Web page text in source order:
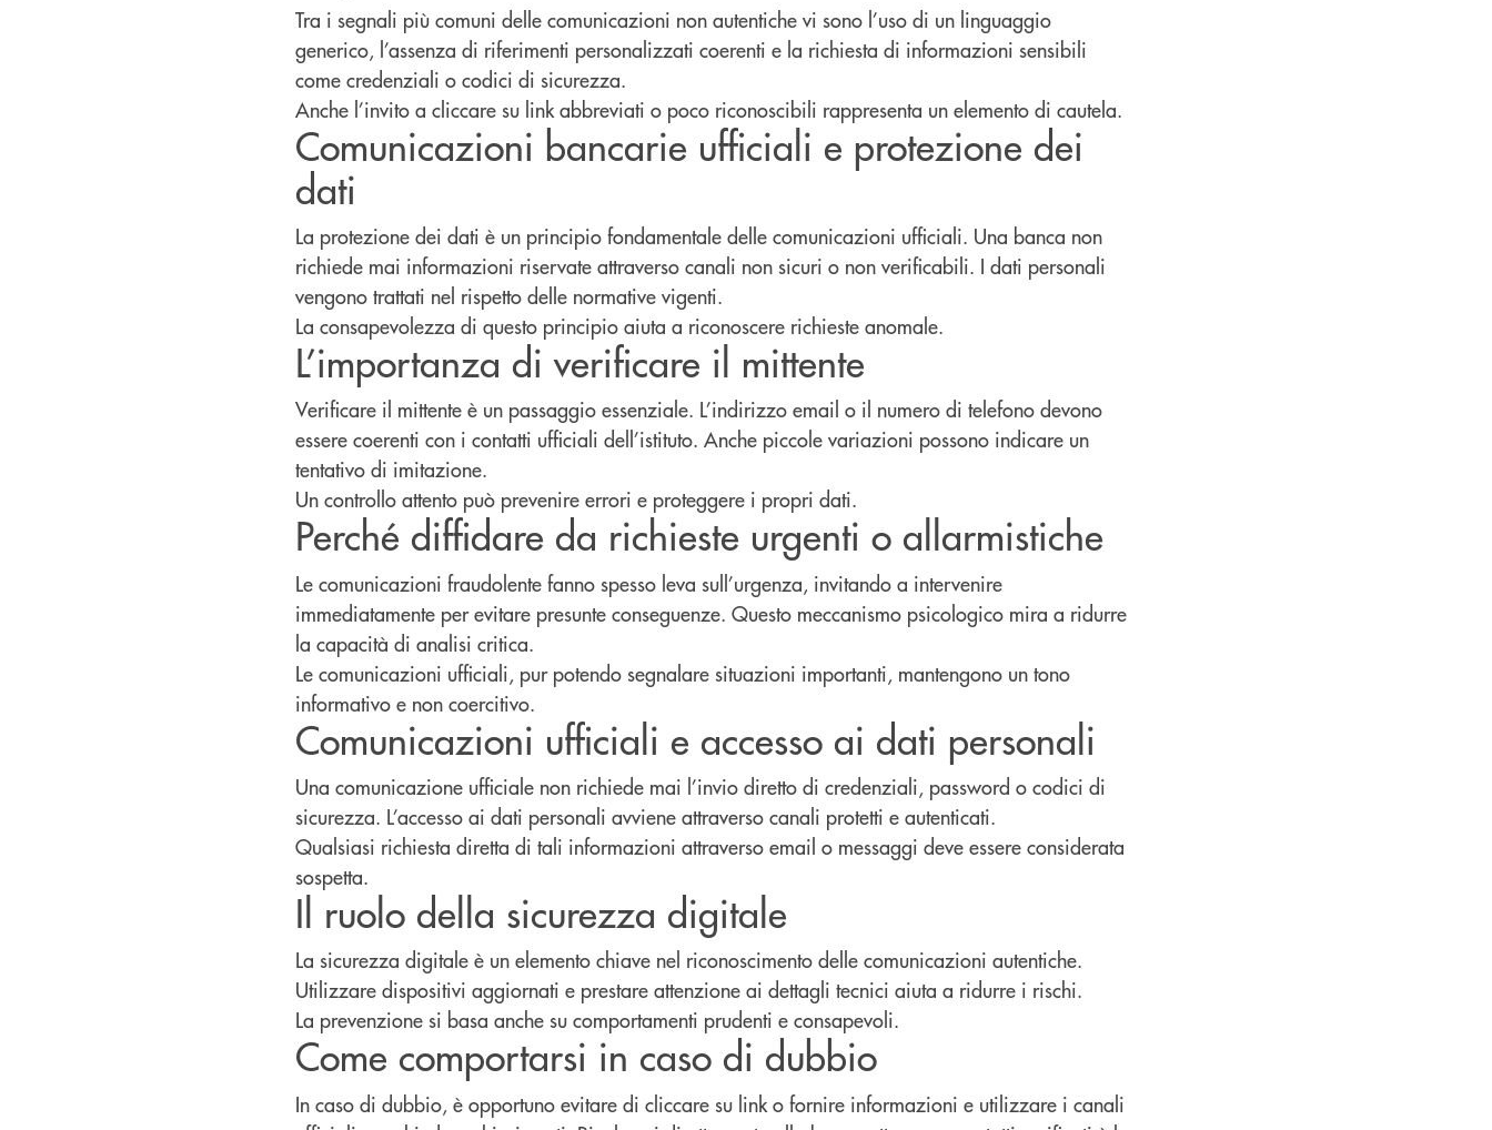
Tra i segnali più comuni delle comunicazioni non autentiche vi sono l’uso di un linguaggio
generico, l’assenza di riferimenti personalizzati coerenti e la richiesta di informazioni sensibili
come credenziali o codici di sicurezza.
Anche l’invito a cliccare su link abbreviati o poco riconoscibili rappresenta un elemento di cautela.
Comunicazioni bancarie ufficiali e protezione dei
dati
La protezione dei dati è un principio fondamentale delle comunicazioni ufficiali. Una banca non
richiede mai informazioni riservate attraverso canali non sicuri o non verificabili. I dati personali
vengono trattati nel rispetto delle normative vigenti.
La consapevolezza di questo principio aiuta a riconoscere richieste anomale.
L’importanza di verificare il mittente
Verificare il mittente è un passaggio essenziale. L’indirizzo email o il numero di telefono devono
essere coerenti con i contatti ufficiali dell’istituto. Anche piccole variazioni possono indicare un
tentativo di imitazione.
Un controllo attento può prevenire errori e proteggere i propri dati.
Perché diffidare da richieste urgenti o allarmistiche
Le comunicazioni fraudolente fanno spesso leva sull’urgenza, invitando a intervenire
immediatamente per evitare presunte conseguenze. Questo meccanismo psicologico mira a ridurre
la capacità di analisi critica.
Le comunicazioni ufficiali, pur potendo segnalare situazioni importanti, mantengono un tono
informativo e non coercitivo.
Comunicazioni ufficiali e accesso ai dati personali
Una comunicazione ufficiale non richiede mai l’invio diretto di credenziali, password o codici di
sicurezza. L’accesso ai dati personali avviene attraverso canali protetti e autenticati.
Qualsiasi richiesta diretta di tali informazioni attraverso email o messaggi deve essere considerata
sospetta.
Il ruolo della sicurezza digitale
La sicurezza digitale è un elemento chiave nel riconoscimento delle comunicazioni autentiche.
Utilizzare dispositivi aggiornati e prestare attenzione ai dettagli tecnici aiuta a ridurre i rischi.
La prevenzione si basa anche su comportamenti prudenti e consapevoli.
Come comportarsi in caso di dubbio
In caso di dubbio, è opportuno evitare di cliccare su link o fornire informazioni e utilizzare i canali